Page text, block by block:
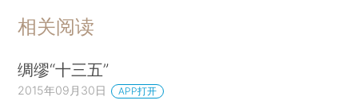
相关阅读
绸缪“十三五”
2015年09月30日 APP打开